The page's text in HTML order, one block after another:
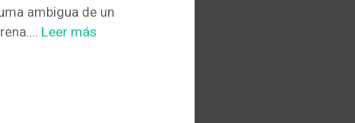
ambigua de un
Leer más